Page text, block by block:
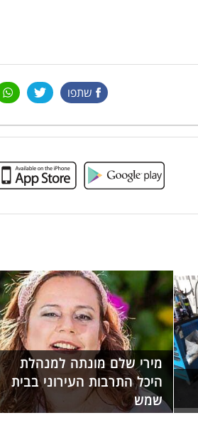
שתפו
מירי שלם מונתה למנהלת
היכל התרבות העירוני בבית
שמש